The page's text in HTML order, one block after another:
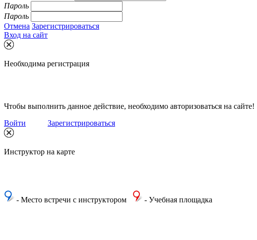
Пароль
Пароль
Отмена Зарегистрироваться
Вход на сайт
Необходима регистрация
Чтобы выполнить данное действие, необходимо авторизоваться на сайте!
Войти
Зарегистрироваться
Инструктор на карте
- Место встречи с инструктором - Учебная площадка